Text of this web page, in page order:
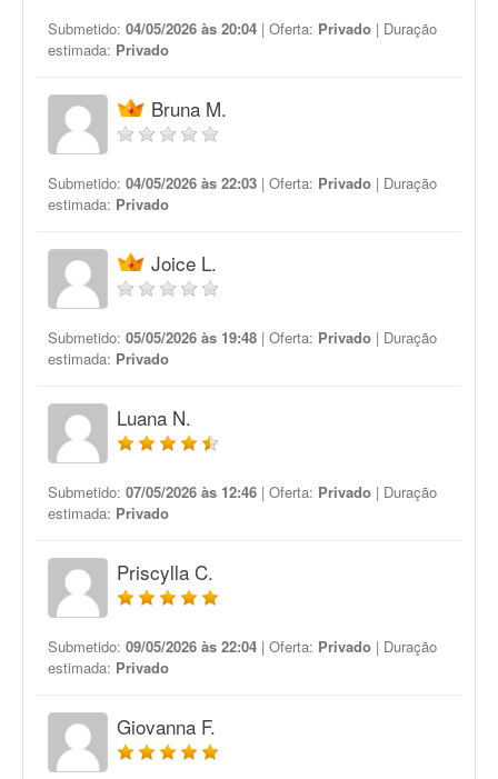
Submetido: 04/05/2026 às 20:04 | Oferta: Privado | Duração
estimada: Privado
Bruna M.
Submetido: 04/05/2026 às 22:03 | Oferta: Privado | Duração
estimada: Privado
Joice L.
Submetido: 05/05/2026 às 19:48 | Oferta: Privado | Duração
estimada: Privado
Luana N.
Submetido: 07/05/2026 às 12:46 | Oferta: Privado | Duração
estimada: Privado
Priscylla C.
Submetido: 09/05/2026 às 22:04 | Oferta: Privado | Duração
estimada: Privado
Giovanna F.